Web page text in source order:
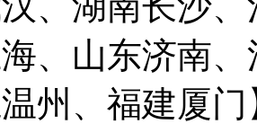
、山东济南
州、福建厦门